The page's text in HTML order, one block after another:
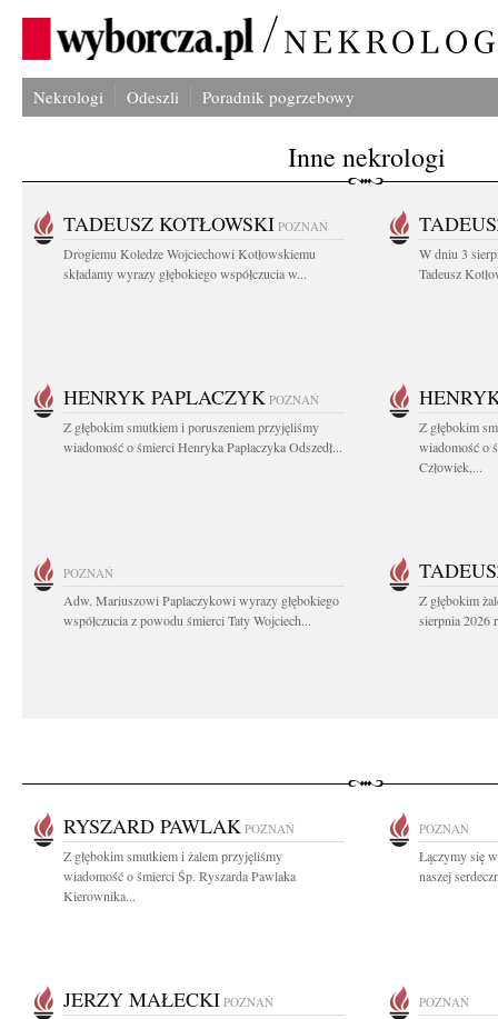
Nekrologi Odeszli Poradnik pogrzebowy
Inne nekrologi
TADEUSZ KOTŁOWSKI POZNAŃ
Drogiemu Koledze Wojciechowi Kotłowskiemu
składamy wyrazy głębokiego współczucia w...
W dniu 3
Tadeusz
HENRYK PAPLACZYK POZNAŃ
Z głębokim smutkiem i poruszeniem przyjęliśmy
wiadomość o śmierci Henryka Paplaczyka Odszedł...
Z głębokim
wiadomość o
Człowiek,...
POZNAŃ
Adw. Mariuszowi Paplaczykowi wyrazy głębokiego
współczucia z powodu śmierci Taty Wojciech...
Z głębokim
sierpnia 2026
RYSZARD PAWLAK POZNAŃ
Z głębokim smutkiem i żalem przyjęliśmy
wiadomość o śmierci Śp. Ryszarda Pawlaka
Kierownika...
POZNAŃ
Łączymy się
naszej
JERZY MAŁECKI POZNAŃ POZNAŃ